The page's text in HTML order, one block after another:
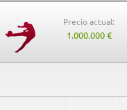
Precio actual:
1.000.000 €